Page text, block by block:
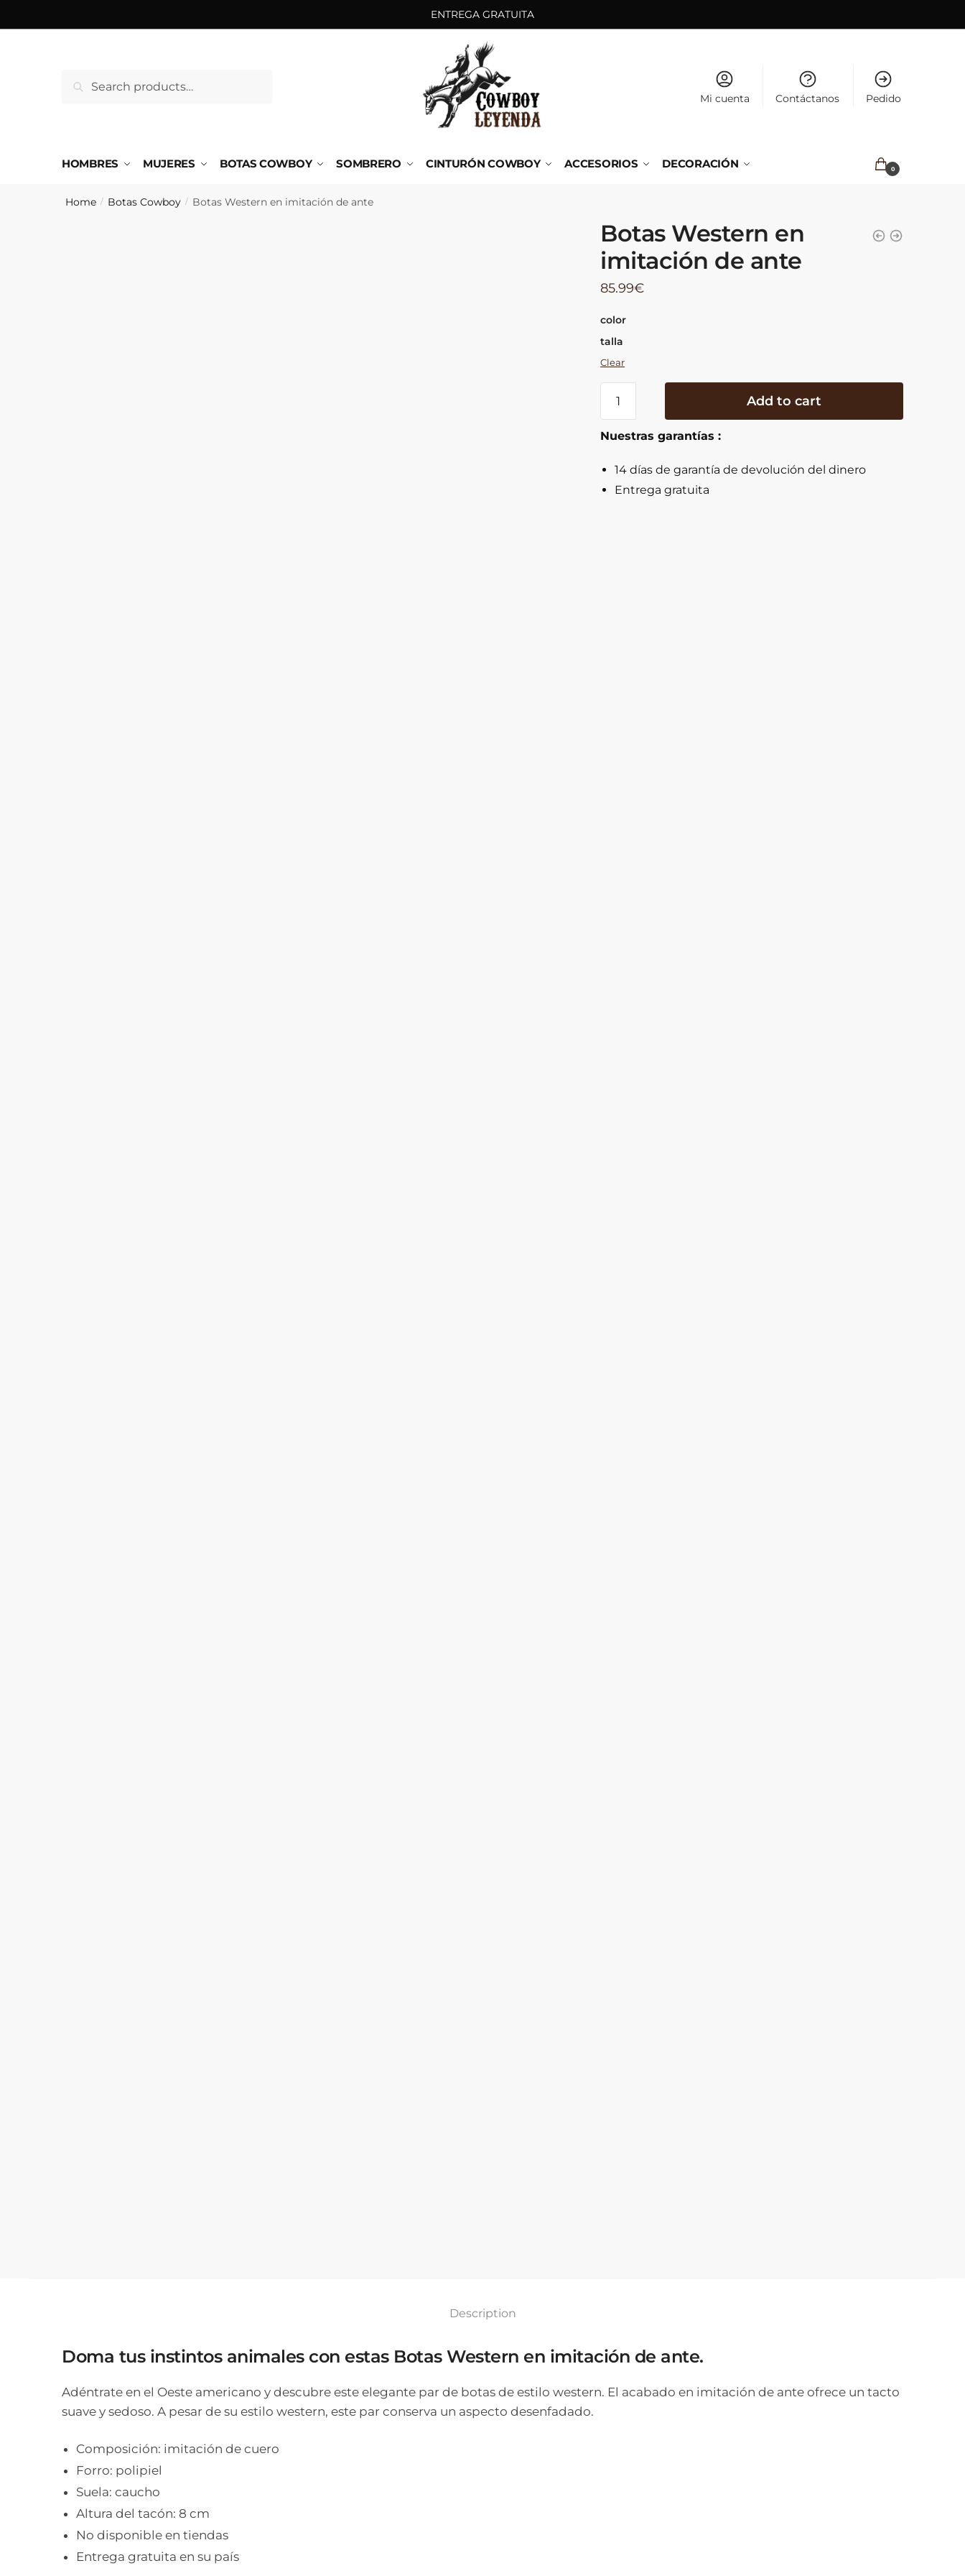
a
al
ENTREGA GRATUITA
Search
Mi cuenta Contáctanos Pedido
HOMBRES MUJERES BOTAS COWBOY SOMBRERO CINTURÓN COWBOY ACCESORIOS DECORACIÓN 0
Home / Botas Cowboy / Botas Western en imitación de ante
Botas Western en
imitación de ante
85.99€
color
talla
Clear
Western
imitación
de
quantity
Add to cart
Nuestras garantías :
14 días de garantía de devolución del dinero
Entrega gratuita
Description
Doma tus instintos animales con estas Botas Western en imitación de ante.
Adéntrate en el Oeste americano y descubre este elegante par de botas de estilo western. El acabado en imitación de ante ofrece un tacto
suave y sedoso. A pesar de su estilo western, este par conserva un aspecto desenfadado.
Composición: imitación de cuero
Forro: polipiel
Suela: caucho
Altura del tacón: 8 cm
No disponible en tiendas
Entrega gratuita en su país